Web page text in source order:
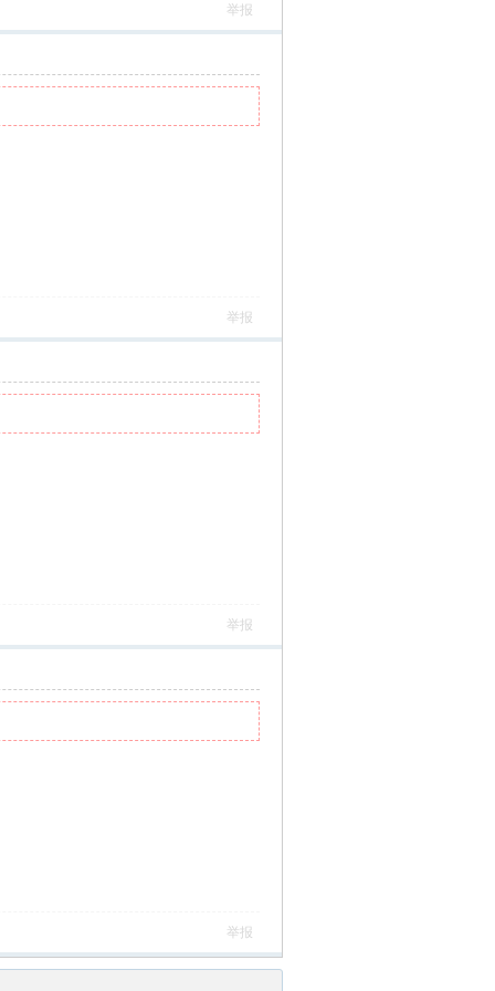
举报
举报
举报
举报